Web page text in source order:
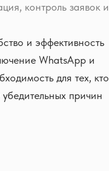
контроль заявок и
и эффективность
WhatsApp и
для тех, кто
причин